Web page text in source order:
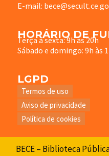
E-mail:
HORÁRIO DE
Terça à sexta: 9h às 20h
Sábado e domingo: 9h às
LGPD
Termos de uso
Aviso de privacidade
Política de cookies
BECE – Biblioteca